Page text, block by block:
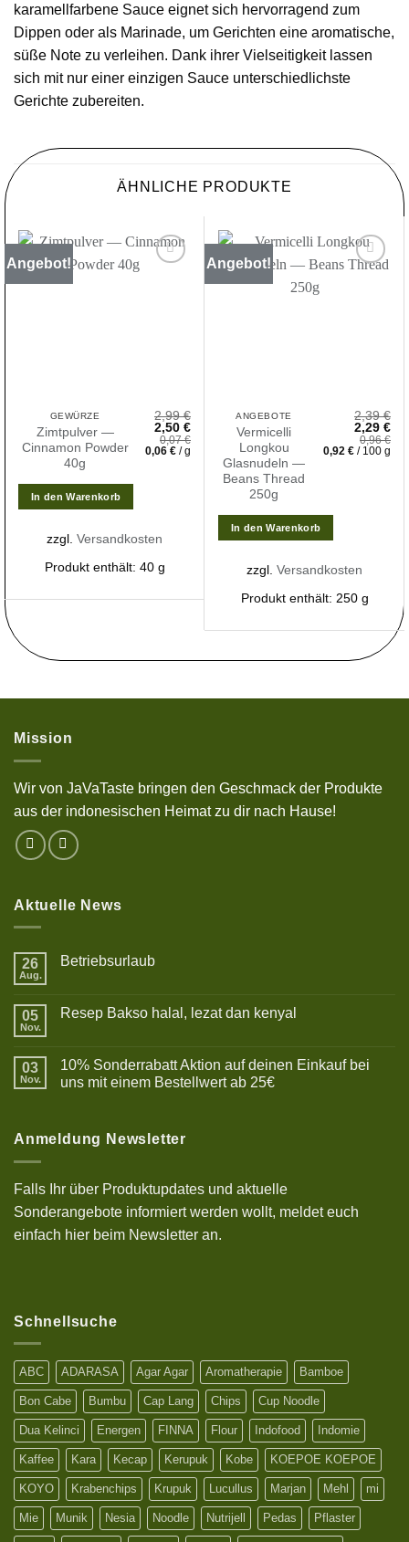
karamellfarbene Sauce eignet sich hervorragend zum
Dippen oder als Marinade, um Gerichten eine aromatische,
süße Note zu verleihen. Dank ihrer Vielseitigkeit lassen
sich mit nur einer einzigen Sauce unterschiedlichste
Gerichte zubereiten.
ÄHNLICHE PRODUKTE
Angebot!
GEWÜRZE
Zimtpulver —
Cinnamon Powder
40g
2,99€
Ursprünglicher
Preis
war:
2,50 €Aktueller
Preis
2,50 €.
0,07€
0,06 € /g
In den Warenkorb
zzgl. Versandkosten
Produkt enthält: 40 g
Angebot!
ANGEBOTE
Vermicelli
Longkou
Glasnudeln —
Beans Thread
250g
2,39€
Preis
war:
2,29 €
0,96€
0,92 € / 100 g
In den Warenkorb
zzgl. Versandkosten
Produkt enthält: 250 g
Mission
Wir von JaVaTaste bringen den Geschmack der Produkte
aus der indonesischen Heimat zu dir nach Hause!
Aktuelle News
26
Aug.
Betriebsurlaub
Betriebsurlaub
05
Nov.
Resep Bakso halal, lezat dan kenyal
Resep
Bakso
halal,
03
Nov.
10% Sonderrabatt Aktion auf deinen Einkauf bei
uns mit einem Bestellwert ab 25€
10%
Sonderrabatt
deinen
Einkauf
bei
uns
mit
einem
Anmeldung Newsletter
Falls Ihr über Produktupdates und aktuelle
Sonderangebote informiert werden wollt, meldet euch
einfach hier beim Newsletter an.
Schnellsuche
ABC ADARASA Agar Agar Aromatherapie Bamboe
Bon Cabe Bumbu Cap Lang Chips Cup Noodle
Dua Kelinci Energen FINNA Flour Indofood Indomie
Kaffee Kara Kecap Kerupuk Kobe KOEPOE KOEPOE
KOYO Krabenchips Krupuk Lucullus Marjan Mehl mi
Mie Munik Nesia Noodle Nutrijell Pedas Pflaster